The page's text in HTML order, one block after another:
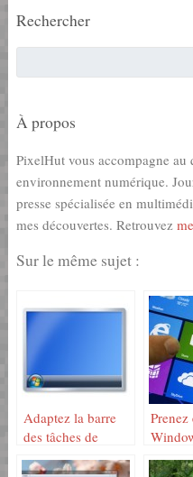
Rechercher
À propos
PixelHut vous accompagne au
environnement numérique.
presse spécialisée en
mes découvertes. Retrouvez
Sur le même sujet :
Adaptez la barre
des tâches de
Windows 7